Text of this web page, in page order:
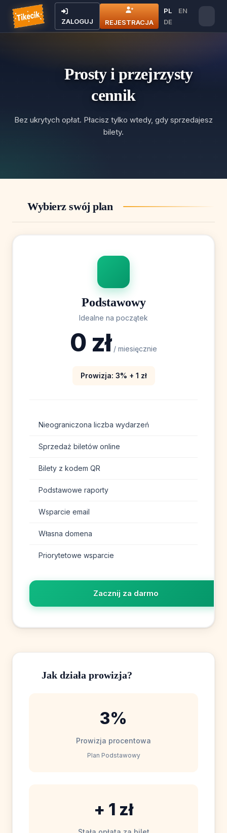
ZALOGUJ REJESTRACJA
PL
EN
DE
Prosty i przejrzysty
cennik
Bez ukrytych opłat. Płacisz tylko wtedy, gdy sprzedajesz
bilety.
Wybierz swój plan
Podstawowy
Idealne na początek
0 zł / miesięcznie
Prowizja: 3% + 1 zł
Nieograniczona liczba wydarzeń
Sprzedaż biletów online
Bilety z kodem QR
Podstawowe raporty
Wsparcie email
Własna domena
Priorytetowe wsparcie
Zacznij za darmo
Jak działa prowizja?
3%
Prowizja procentowa
Plan Podstawowy
+ 1 zł